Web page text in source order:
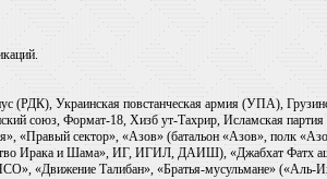
(РДК), Украинская повстанческая армия (УПА),
союз, Формат-18, Хизб ут-Тахрир, Исламская
«Правый сектор», «Азов» (батальон «Азов», полк
Ирака и Шама», ИГ, ИГИЛ, ДАИШ), «Джабхат
«Движение Талибан», «Братья-мусульмане» («Аль-